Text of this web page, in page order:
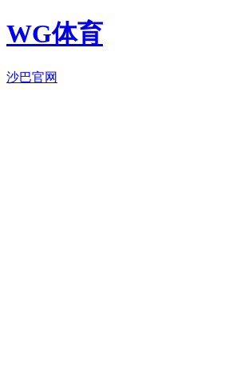
WG体育
沙巴官网